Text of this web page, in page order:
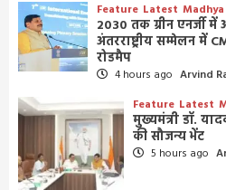
Feature Latest
2030 तक ग्रीन एनर्जी में
अंतरराष्ट्रीय सम्मेलन में
रोडमैप
4 hours ago Arvind
Feature Latest
मुख्यमंत्री डॉ.
की सौजन्य भेंट
5 hours ago